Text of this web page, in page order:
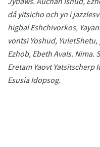
då yitsicho och yn i
higbal Eshchivorkos,
vontsi Yoshud, YuletShetu,
Ezhob, Ebeth Avals. Nima.
Eretam Yaovt Yatsitscherp
Esusia Idopsog.